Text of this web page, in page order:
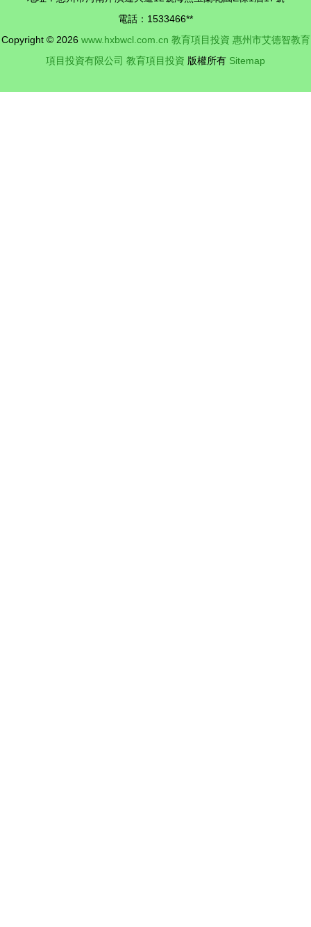
品與教育項
資新星
電話：1533466**
Copyright © 2026 www.hxbwcl.com.cn 教育項目投資 惠州市艾德智教育
項目投資有限公司 教育項目投資 版權所有 Sitemap